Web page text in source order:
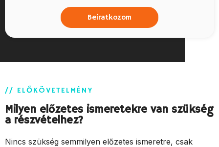
Beiratkozom
// ELŐKÖVETELMÉNY
Milyen előzetes ismeretekre van szükség
a részvételhez?
Nincs szükség semmilyen előzetes ismeretre, csak